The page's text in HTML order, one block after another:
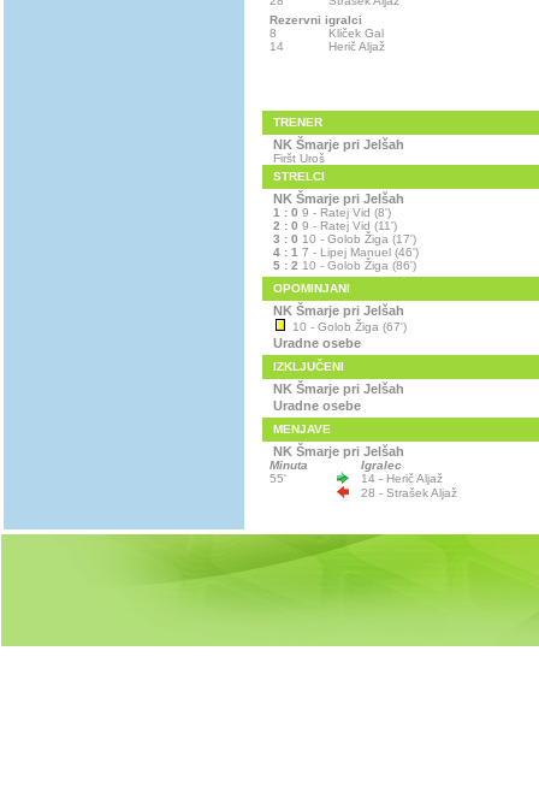
Rezervni igralci
8
Kliček Gal
14
Herič Aljaž
TRENER
NK Šmarje pri Jelšah
Firšt Uroš
STRELCI
NK Šmarje pri Jelšah
1 : 0 9 - Ratej Vid (8')
2 : 0 9 - Ratej Vid (11')
3 : 0 10 - Golob Žiga (17')
4 : 1 7 - Lipej Manuel (46')
5 : 2 10 - Golob Žiga (86')
OPOMINJANI
NK Šmarje pri Jelšah
10 - Golob Žiga (67')
Uradne osebe
IZKLJUČENI
NK Šmarje pri Jelšah
Uradne osebe
MENJAVE
NK Šmarje pri Jelšah
Minuta
Igralec
55'
14 - Herič Aljaž
28 - Strašek Aljaž